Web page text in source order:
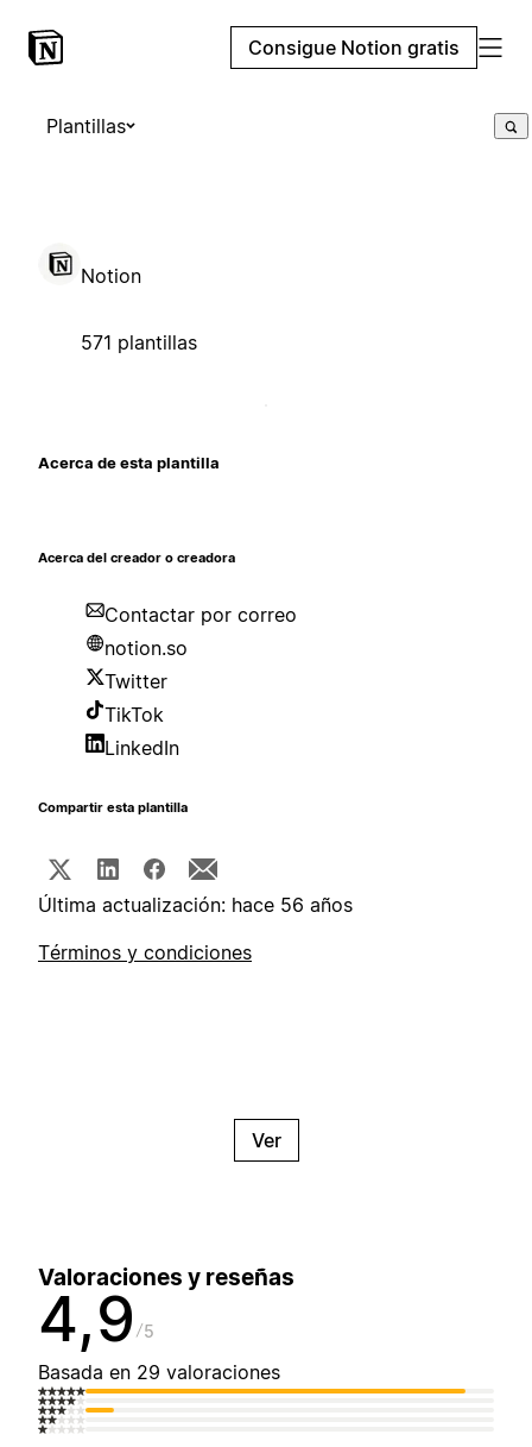
Consigue Notion gratis
Plantillas
Notion
571 plantillas
Acerca de esta plantilla
Acerca del creador o creadora
Contactar por correo
notion.so
Twitter
TikTok
LinkedIn
Compartir esta plantilla
Última actualización: hace 56 años
Términos y condiciones
Ver
Valoraciones y reseñas
4,9 5
Basada en 29 valoraciones